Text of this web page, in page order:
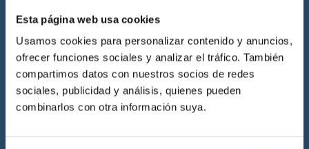
Esta página web usa cookies
Usamos cookies para personalizar contenido y anuncios,
ofrecer funciones sociales y analizar el tráfico. También
compartimos datos con nuestros socios de redes
sociales, publicidad y análisis, quienes pueden
combinarlos con otra información suya.
Contacta con Cenáutica
Historia de Cenáutica
Trabaja con Cenáutica
Sala de prensa
Preguntas frecuentes